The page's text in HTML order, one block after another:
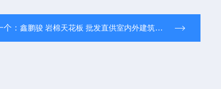
个： 鑫鹏骏 岩棉天花板 批发直供室内外建筑用材质轻盈规模厂家